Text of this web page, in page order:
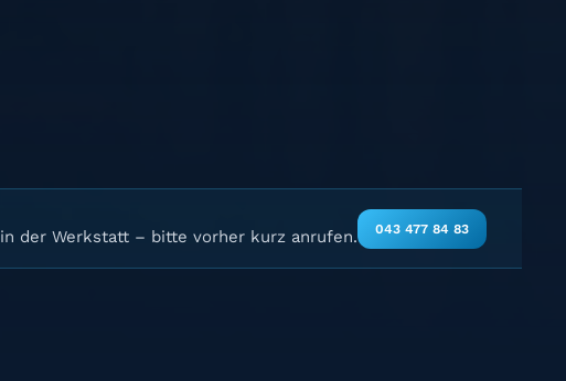
in der Werkstatt – bitte vorher kurz anrufen. 043 477 84 83